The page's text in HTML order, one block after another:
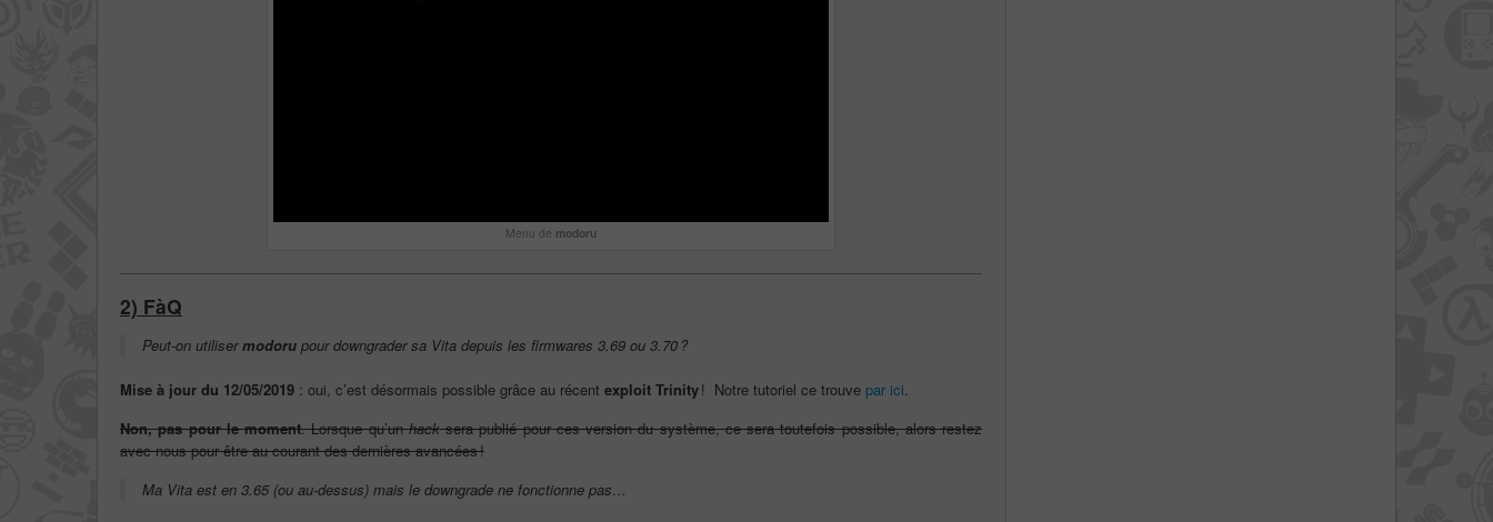
Menu de modoru
2) FàQ
Peut-on utilisermodoru pourdowngradersa Vita depuis les firmwares 3.69 ou 3.70 ?
Mise à jour du 12/05/2019 : oui, c’est désormais possible grâce au récent exploit Trinity! Notre tutoriel ce trouve par ici.
Non, pas pour le moment. Lorsque qu’unhacksera publié pour ces version du système, ce sera toutefois possible, alors restez
avec nous pour être au courant des dernières avancées !
Ma Vita est en 3.65 (ou au-dessus) mais le downgrade ne fonctionne pas…